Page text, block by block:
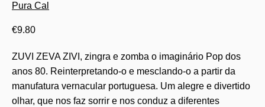
Pura Cal
€9.80
ZUVI ZEVA ZIVI, zingra e zomba o imaginário Pop dos
anos 80. Reinterpretando-o e mesclando-o a partir da
manufatura vernacular portuguesa. Um alegre e divertido
olhar, que nos faz sorrir e nos conduz a diferentes